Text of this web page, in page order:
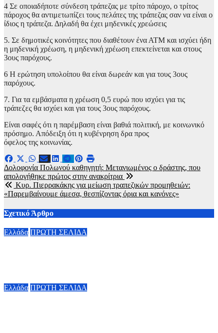
4 Σε οποιαδήποτε σύνδεση τράπεζας με τρίτο πάροχο, ο τρίτος
πάροχος θα αντιμετωπίζει τους πελάτες της τράπεζας σαν να είναι ο
ίδιος η τράπεζα. Δηλαδή θα έχει μηδενικές χρεώσεις
5. Σε δημοτικές κοινότητες που διαθέτουν ένα ΑΤΜ και ισχύει ήδη
η μηδενική χρέωση, η μηδενική χρέωση επεκτείνεται και στους
3ους παρόχους.
6 Η ερώτηση υπολοίπου θα είναι δωρεάν και για τους 3ους
παρόχους.
7. Για τα εμβάσματα η χρέωση 0,5 ευρώ που ισχύει για τις
τράπεζες θα ισχύει και για τους 3ους παρόχους.
Είναι σαφές ότι η παρέμβαση είναι βαθιά πολιτική, με κοινωνικό
πρόσημο. Απόδειξη ότι η κυβένρηση δρα προς
όφελος της κοινωνίας.
Πλοήγηση
άρθρων
Δολοφονία Πολωνού καθηγητή: Μετανιωμένος ο δράστης, που
απολογήθηκε πρώτος στην ανακρίτρια
Κυρ. Πιερρακάκης για μείωση τραπεζικών προμηθειών:
«Παρεμβαίνουμε άμεσα, θεσπίζοντας όρια και κανόνες»
Σχετικό Άρθρο
Ελλάδα ΠΡΩΤΗ ΣΕΛΙΔΑ
Ελλάδα ΠΡΩΤΗ ΣΕΛΙΔΑ